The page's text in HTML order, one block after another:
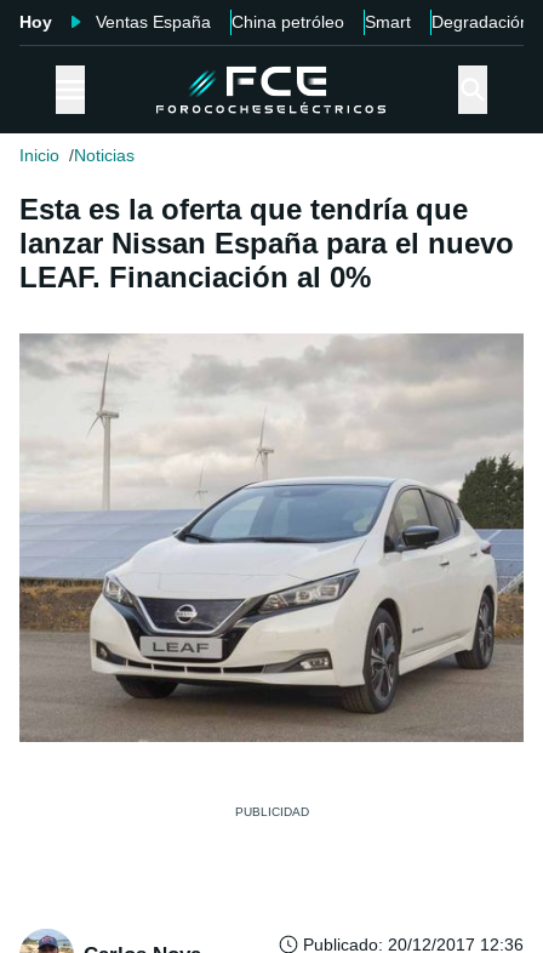
Hoy Ventas España China petróleo Smart Degradación
Inicio Noticias
Esta es la oferta que tendría que
lanzar Nissan España para el nuevo
LEAF. Financiación al 0%
Publicado: 20/12/2017 12:36